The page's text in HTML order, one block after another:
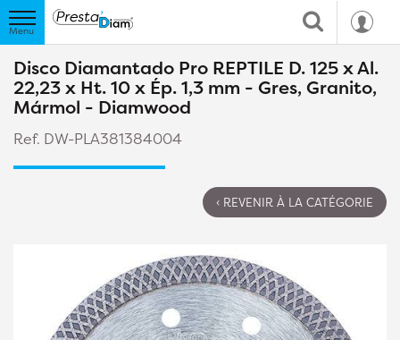
Disco Diamantado Pro REPTILE D. 125 x Al.
22,23 x Ht. 10 x Ép. 1,3 mm - Gres, Granito,
Mármol - Diamwood
Ref. DW-PLA381384004
‹ REVENIR À LA CATÉGORIE